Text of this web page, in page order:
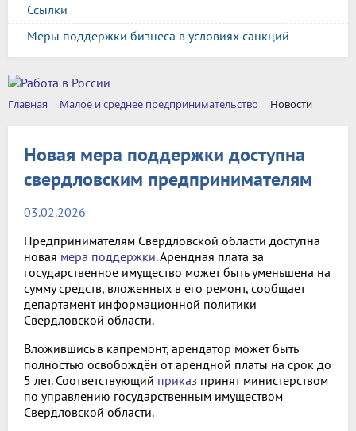
Ссылки
Меры поддержки бизнеса в условиях санкций
Главная Малое и среднее предпринимательство Новости
Новая мера поддержки доступна
свердловским предпринимателям
03.02.2026
Предпринимателям Свердловской области доступна
новая мера поддержки. Арендная плата за
государственное имущество может быть уменьшена на
сумму средств, вложенных в его ремонт, сообщает
департамент информационной политики
Свердловской области.
Вложившись в капремонт, арендатор может быть
полностью освобождён от арендной платы на срок до
5 лет. Соответствующий приказ принят министерством
по управлению государственным имуществом
Свердловской области.